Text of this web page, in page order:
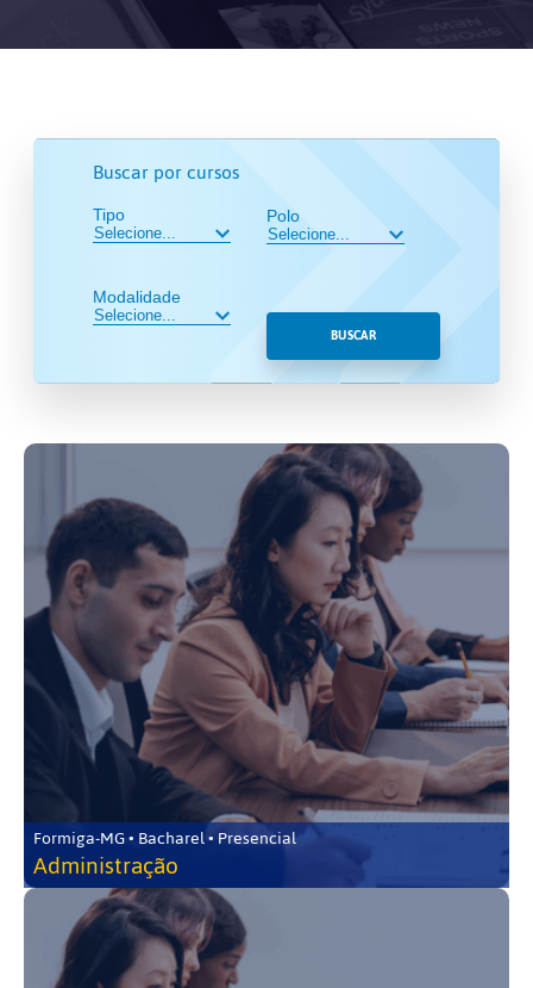
Buscar por cursos
Tipo
Modalidade
Polo
BUSCAR
Formiga-MG • Bacharel • Presencial
Administração